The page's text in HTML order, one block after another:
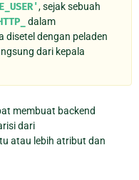
, sejak sebuah
dalam
disetel dengan peladen
dari kepala
membuat backend
dari
atau lebih atribut dan